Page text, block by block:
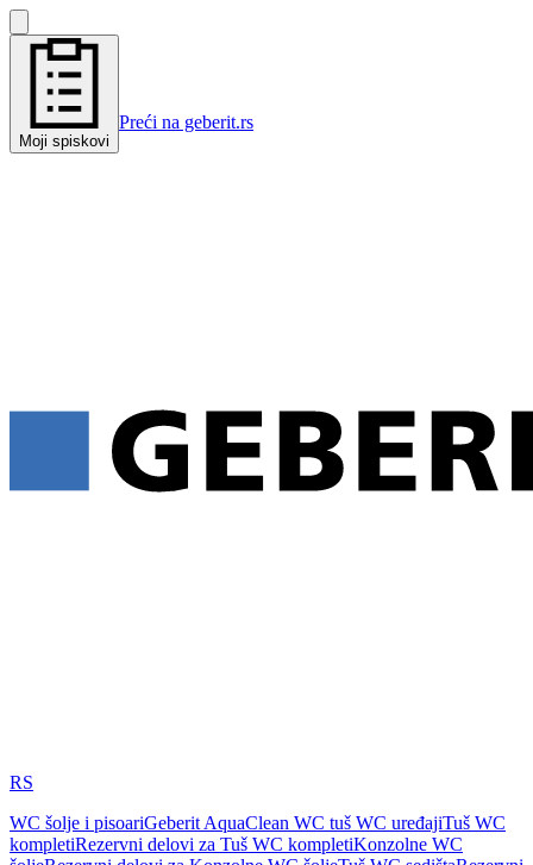
Moji spiskovi
Preći na geberit.rs
RS
WC šolje i pisoariGeberit AquaClean WC tuš WC uređajiTuš WC
kompletiRezervni delovi za Tuš WC kompletiKonzolne WC